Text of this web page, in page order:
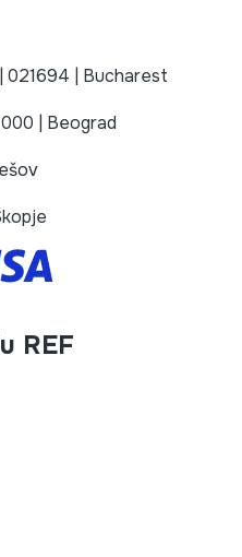
021694 | Bucharest
| Beograd
REF